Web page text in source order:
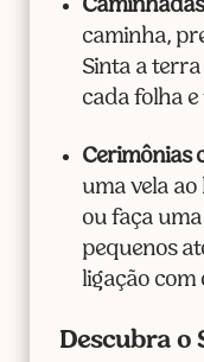
caminha,
Sinta a terra
cada folha
Cerimônias
uma vela
ou faça
pequenos
ligação com
Descubra o